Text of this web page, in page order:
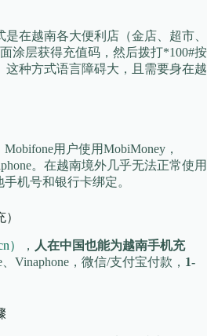
在越南各大便利店（金店、超市、
涂层获得充值码，然后拨打*100#按
这种方式语言障碍大，且需要身在越
用户使用MobiMoney，
。在越南境外几乎无法正常使用
机号和银行卡绑定。
） ， 人在中国也能为越南手机充
Vinaphone，微信/支付宝付款， 1-